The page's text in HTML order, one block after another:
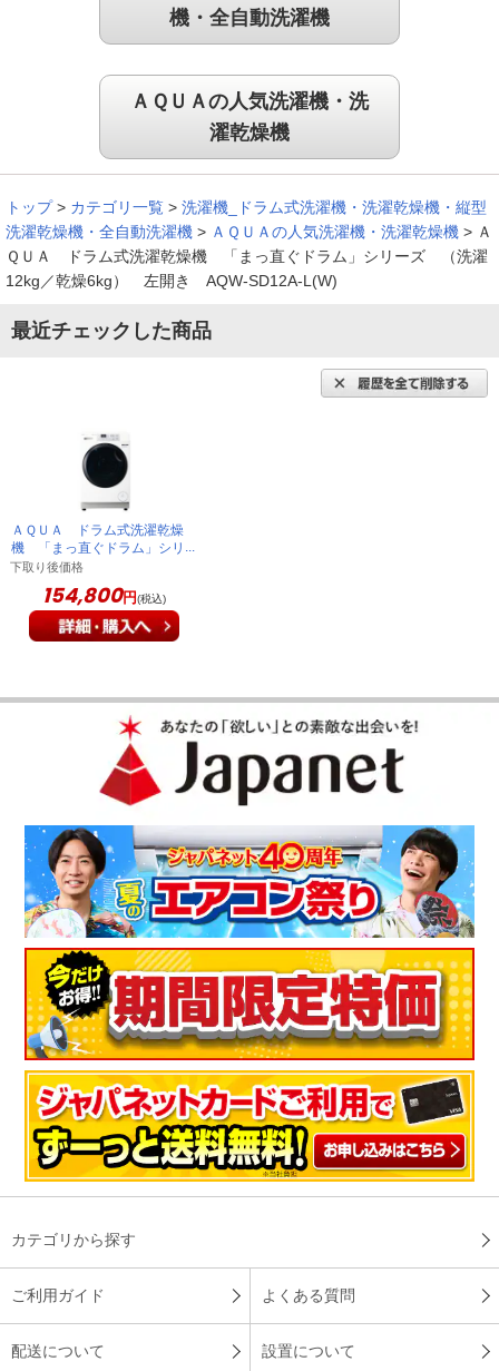
機・全自動洗濯機
ＡＱＵＡの人気洗濯機・洗
濯乾燥機
トップ > カテゴリ一覧 > 洗濯機_ドラム式洗濯機・洗濯乾燥機・縦型
洗濯乾燥機・全自動洗濯機 > ＡＱＵＡの人気洗濯機・洗濯乾燥機 > Ａ
ＱＵＡ ドラム式洗濯乾燥機 「まっ直ぐドラム」シリーズ （洗濯
12kg／乾燥6kg） 左開き AQW-SD12A-L(W)
最近チェックした商品
ＡＱＵＡ ドラム式洗濯乾燥
機 「まっ直ぐドラム」シリ
ーズ （洗濯12kg／乾燥
6kg） 左開き AQW-
SD12A-L(W)
下取り後価格
154,800円(税込)
カテゴリから探す
ご利用ガイド よくある質問
配送について 設置について